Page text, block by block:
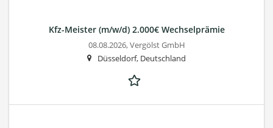
Kfz-Meister (m/w/d) 2.000€ Wechselprämie
08.08.2026,Vergölst GmbH
Düsseldorf, Deutschland